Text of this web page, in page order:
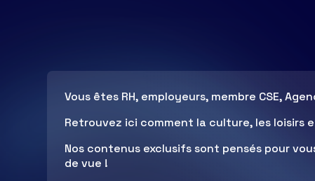
Vous êtes RH, employeurs, membre CSE,
Retrouvez ici comment la culture, les
Nos contenus exclusifs sont pensés pour
de vue !